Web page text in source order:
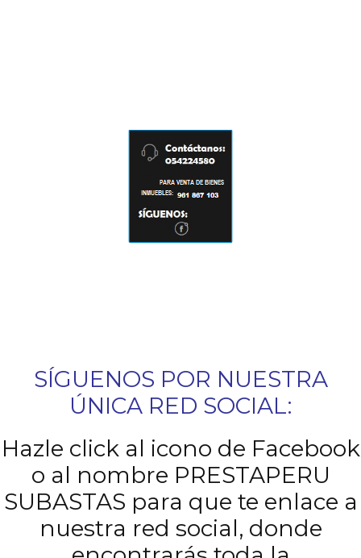
SÍGUENOS POR NUESTRA
ÚNICA RED SOCIAL:
Hazle click al icono de Facebook
o al nombre PRESTAPERU
SUBASTAS para que te enlace a
nuestra red social, donde